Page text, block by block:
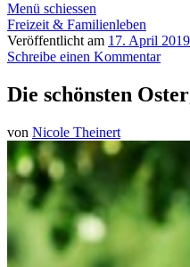
Menü schiessen
Freizeit & Familienleben
Veröffentlicht am 17. April 2019
Schreibe einen Kommentar
Die schönsten
von Nicole Theinert